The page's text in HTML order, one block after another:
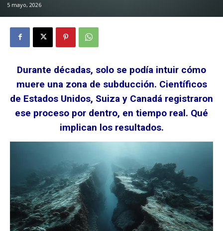
5 mayo, 2026
Durante décadas, solo se podía intuir cómo
muere una zona de subducción. Científicos
de Estados Unidos, Suiza y Canadá registraron
ese proceso por dentro, en tiempo real. Qué
implican los resultados.